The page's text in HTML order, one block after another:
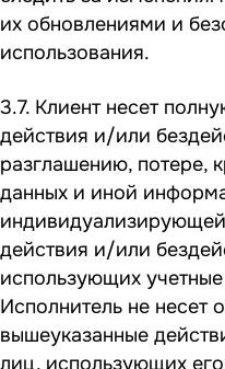
их обновлениями и
использования.
3.7. Клиент несет
действия и/или
разглашению, потере,
данных и иной
действия и/или
использующих
Исполнитель не несет
вышеуказанные
лиц, использующих